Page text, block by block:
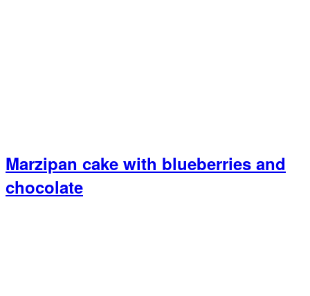
Marzipan cake with blueberries and
chocolate